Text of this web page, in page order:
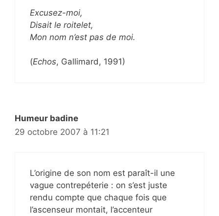
Excusez-moi,
Disait le roitelet,
Mon nom n’est pas de moi.
(Echos, Gallimard, 1991)
Humeur badine
29 octobre 2007 à 11:21
L’origine de son nom est paraît-il une
vague contrepéterie : on s’est juste
rendu compte que chaque fois que
l’ascenseur montait, l’accenteur